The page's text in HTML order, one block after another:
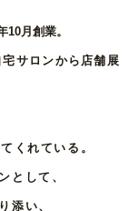
10月創業。
宅サロンから店舗展
くれている。
として、
添い、